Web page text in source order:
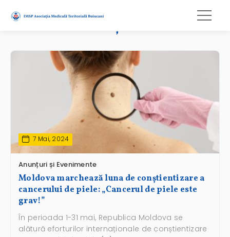
radiații UV
7 Mai, 2024
Anunțuri și Evenimente
Moldova marchează luna de conștientizare a
cancerului de piele: „Cancerul de piele este
grav!”
În perioada 1-31 mai, Republica Moldova se
alătură eforturilor internaționale de conștientizare